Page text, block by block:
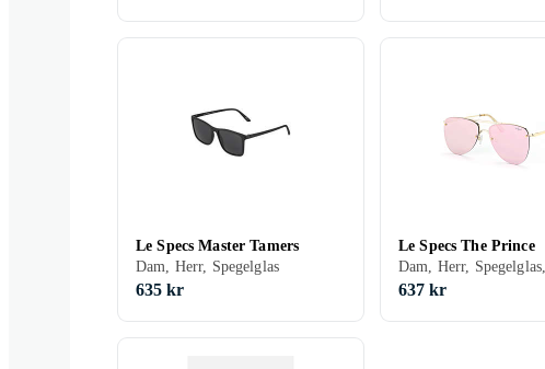
Le Specs Master Tamers
Dam, Herr, Spegelglas
635 kr
Le Specs The Prince
637 kr